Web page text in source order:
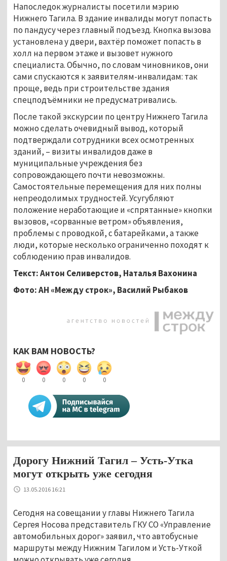
Напоследок журналисты посетили мэрию
Нижнего Тагила. В здание инвалиды могут попасть
по пандусу через главный подъезд. Кнопка вызова
установлена у двери, вахтёр поможет попасть в
холл на первом этаже и вызовет нужного
специалиста. Обычно, по словам чиновников, они
сами спускаются к заявителям-инвалидам: так
проще, ведь при строительстве здания
спецподъёмники не предусматривались.
После такой экскурсии по центру Нижнего Тагила
можно сделать очевидный вывод, который
подтверждали сотрудники всех осмотренных
зданий, – визиты инвалидов даже в
муниципальные учреждения без
сопровождающего почти невозможны.
Самостоятельные перемещения для них полны
непреодолимых трудностей. Усугубляют
положение неработающие и «спрятанные» кнопки
вызовов, «сорванные ветром» объявления,
проблемы с проводкой, с батарейками, а также
люди, которые несколько ограниченно походят к
соблюдению прав инвалидов.
Текст: Антон Селиверстов, Наталья Вахонина
Фото: АН «Между строк», Василий Рыбаков
КАК ВАМ НОВОСТЬ?
0 0 0 0 0
Дорогу Нижний Тагил – Усть-Утка
могут открыть уже сегодня
13.05.2016 16:21
Сегодня на совещании у главы Нижнего Тагила
Сергея Носова представитель ГКУ СО «Управление
автомобильных дорог» заявил, что автобусные
маршруты между Нижним Тагилом и Усть-Уткой